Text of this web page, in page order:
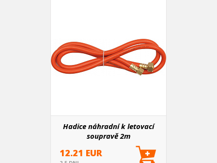
Hadice náhradní k letovací
soupravě 2m
12.21 EUR